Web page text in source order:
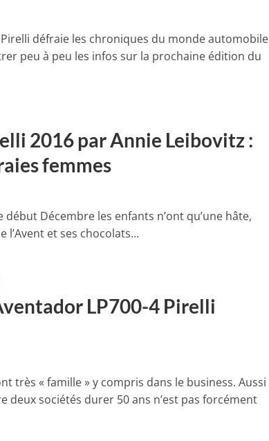
défraie les chroniques du monde automobile
peu à peu les infos sur la prochaine édition du
2016 par Annie Leibovitz :
femmes
début Décembre les enfants n’ont qu’une hâte,
et ses chocolats...
LP700-4 Pirelli
très « famille » y compris dans le business. Aussi
deux sociétés durer 50 ans n’est pas forcément